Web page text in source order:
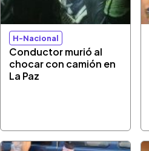
H-Nacional
Conductor murió al
chocar con camión en
La Paz